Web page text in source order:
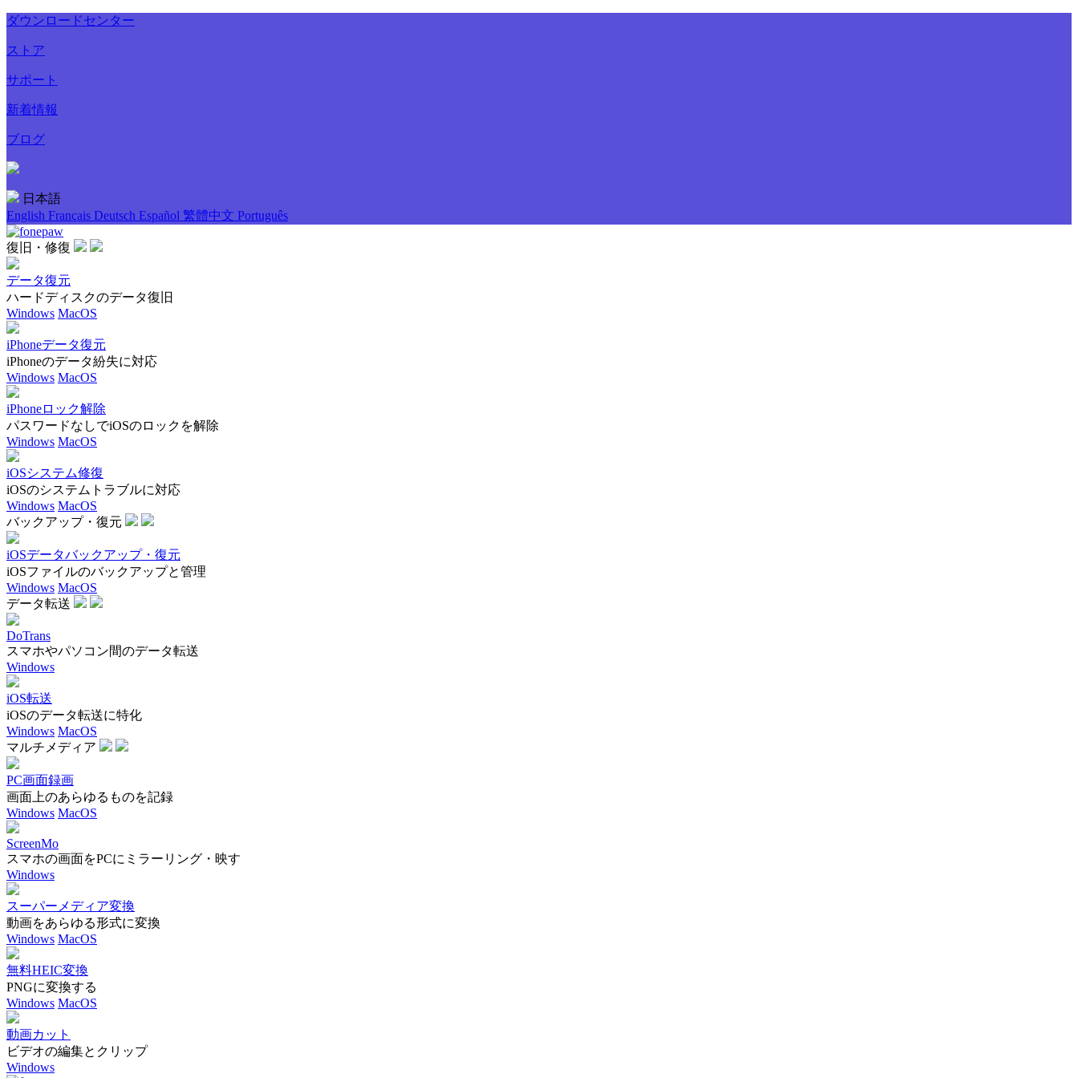
ダウンロードセンター
ストア
サポート
新着情報
ブログ
日本語
English Français Deutsch Español 繁體中文 Português
復旧・修復
データ復元
ハードディスクのデータ復旧
Windows MacOS
iPhoneデータ復元
iPhoneのデータ紛失に対応
Windows MacOS
iPhoneロック解除
パスワードなしでiOSのロックを解除
Windows MacOS
iOSシステム修復
iOSのシステムトラブルに対応
Windows MacOS
バックアップ・復元
iOSデータバックアップ・復元
iOSファイルのバックアップと管理
Windows MacOS
データ転送
DoTrans
スマホやパソコン間のデータ転送
Windows
iOS転送
iOSのデータ転送に特化
Windows MacOS
マルチメディア
PC画面録画
画面上のあらゆるものを記録
Windows MacOS
ScreenMo
スマホの画面をPCにミラーリング・映す
Windows
スーパーメディア変換
動画をあらゆる形式に変換
Windows MacOS
無料HEIC変換
PNGに変換する
Windows MacOS
動画カット
ビデオの編集とクリップ
Windows